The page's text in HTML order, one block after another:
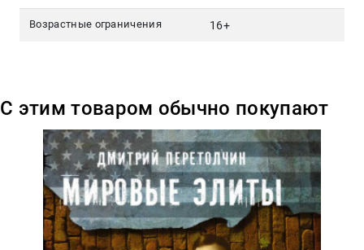
Возрастные ограничения 16+
С этим товаром обычно покупают